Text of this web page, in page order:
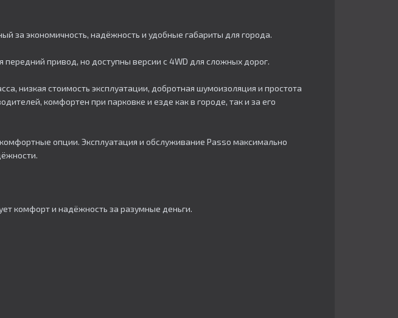
за экономичность, надёжность и удобные габариты для города.
передний привод, но доступны версии с 4WD для сложных дорог.​
низкая стоимость эксплуатации, добротная шумоизоляция и простота
комфортен при парковке и езде как в городе, так и за его
опции. Эксплуатация и обслуживание Passo максимально
комфорт и надёжность за разумные деньги.​